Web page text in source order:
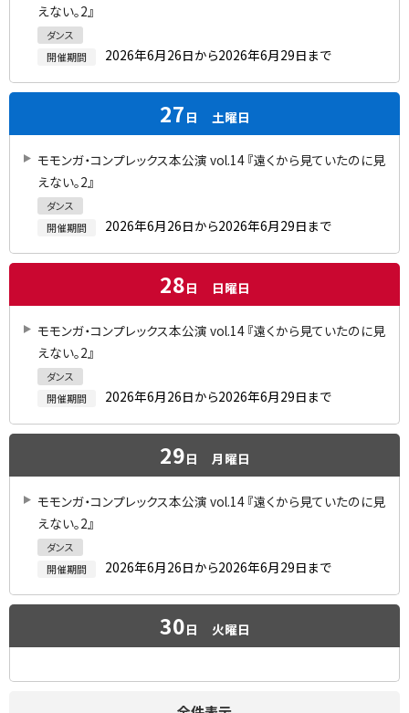
えない。2』
ダンス
開催期間
2026年6月26日から2026年6月29日まで
27 日 土曜日
モモンガ・コンプレックス本公演 vol.14 『遠くから見ていたのに見
えない。2』
ダンス
開催期間
2026年6月26日から2026年6月29日まで
28日 日曜日
モモンガ・コンプレックス本公演 vol.14 『遠くから見ていたのに見
えない。2』
ダンス
開催期間
2026年6月26日から2026年6月29日まで
29日 月曜日
モモンガ・コンプレックス本公演 vol.14 『遠くから見ていたのに見
えない。2』
ダンス
開催期間
2026年6月26日から2026年6月29日まで
30日 火曜日